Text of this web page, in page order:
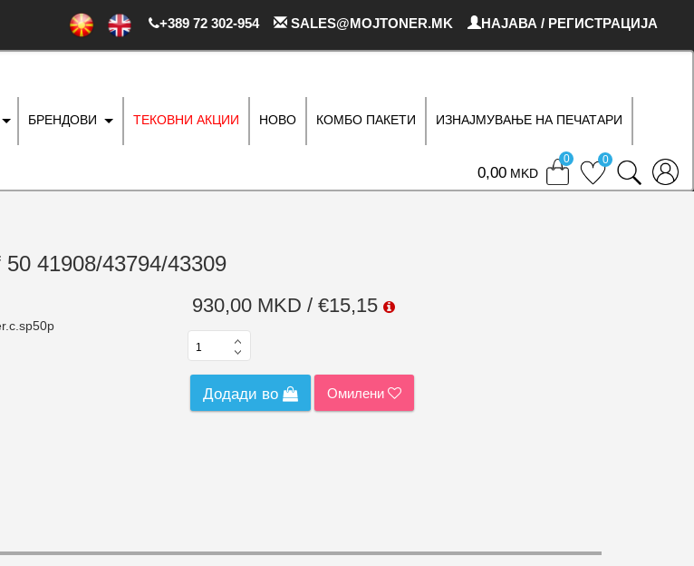
+389 72 302-954 SALES@MOJTONER.MK НАЈАВА / РЕГИСТРАЦИЈА
БРЕНДОВИ ТЕКОВНИ АКЦИИ НОВО КОМБО ПАКЕТИ ИЗНАЈМУВАЊЕ НА ПЕЧАТАРИ
0 MKD
0 0
41908/43794/43309
930,00 MKD / €15,15
Додади во Омилени